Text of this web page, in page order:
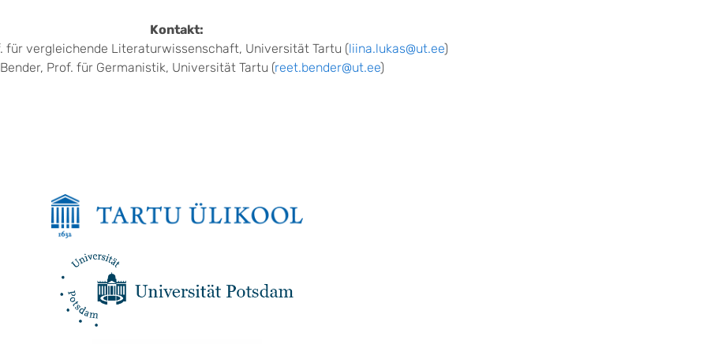
Kontakt:
für vergleichende Literaturwissenschaft, Universität Tartu (liina.lukas@ut.ee)
Prof. für Germanistik, Universität Tartu (reet.bender@ut.ee)